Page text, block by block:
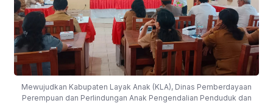
Mewujudkan Kabupaten Layak Anak (KLA), Dinas Pemberdayaan
Perempuan dan Perlindungan Anak Pengendalian Penduduk dan